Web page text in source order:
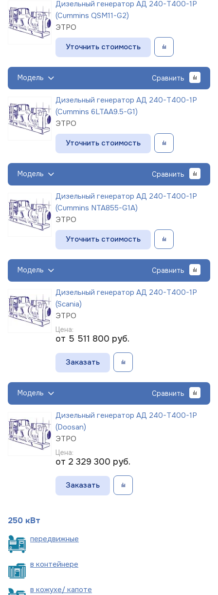
Дизельный генератор АД 240-Т400-1Р
(Cummins QSM11-G2)
ЭТРО
Уточнить стоимость
Модель Сравнить
Дизельный генератор АД 240-Т400-1Р
(Cummins 6LTAA9.5-G1)
ЭТРО
Уточнить стоимость
Модель Сравнить
Дизельный генератор АД 240-Т400-1Р
(Cummins NTA855-G1A)
ЭТРО
Уточнить стоимость
Модель Сравнить
Дизельный генератор АД 240-Т400-1Р
(Scania)
ЭТРО
Цена:
от 5 511 800 руб.
Заказать
Модель Сравнить
Дизельный генератор АД 240-Т400-1Р
(Doosan)
ЭТРО
Цена:
от 2 329 300 руб.
Заказать
250 кВт
передвижные
в контейнере
в кожухе/ капоте